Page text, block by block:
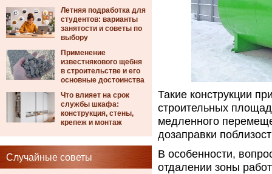
Летняя подработка для
студентов: варианты
занятости и советы по
выбору
Применение
известнякового щебня
в строительстве и его
основные достоинства
Что влияет на срок
службы шкафа:
конструкция, стены,
крепеж и монтаж
Случайные советы
Такие конструкции
строительных
медленного
дозаправки
В особенности,
отдалении зоны